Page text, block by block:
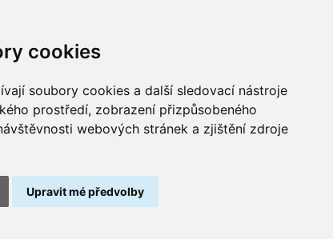
cookies
soubory cookies a další sledovací nástroje
prostředí, zobrazení přizpůsobeného
webových stránek a zjištění zdroje
Upravit mé předvolby
Buďme ve spojení
odpadních přenosných baterií spolupracujeme